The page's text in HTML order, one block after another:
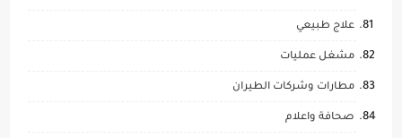
علاج طبيعي
مشغل عمليات
مطارات وشركات الطيران
صحافة واعلام